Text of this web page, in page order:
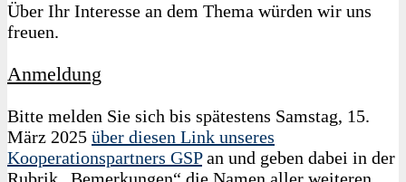
Über Ihr Interesse an dem Thema würden wir uns
freuen.
Anmeldung
Bitte melden Sie sich bis spätestens Samstag, 15.
März 2025 über diesen Link unseres
Kooperationspartners GSPan und geben dabei in der